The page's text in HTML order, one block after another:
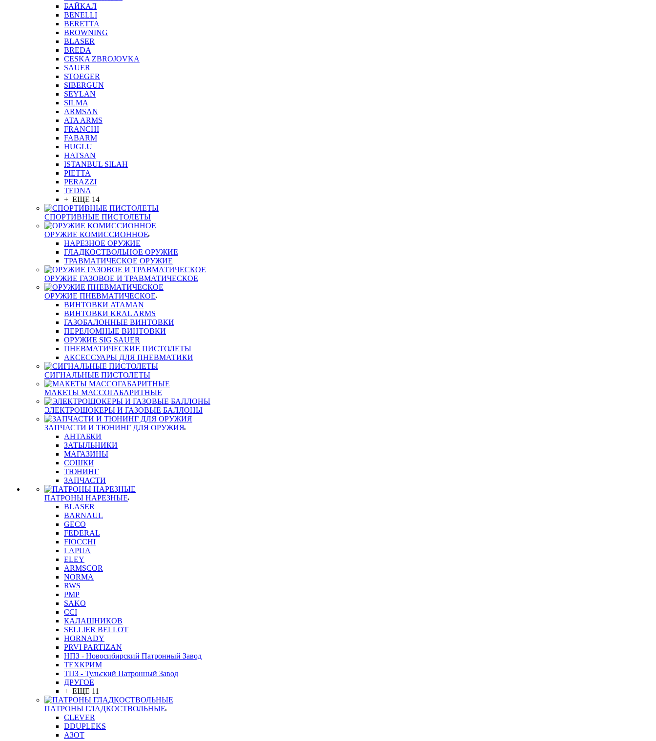
БАЙКАЛ
BENELLI
BERETTA
BROWNING
BLASER
BREDA
CESKA ZBROJOVKA
SAUER
STOEGER
SIBERGUN
SEYLAN
SILMA
ARMSAN
ATA ARMS
FRANCHI
FABARM
HUGLU
HATSAN
ISTANBUL SILAH
PIETTA
PERAZZI
TEDNA
+ ЕЩЕ 14
СПОРТИВНЫЕ ПИСТОЛЕТЫ
ОРУЖИЕ КОМИССИОННОЕ
НАРЕЗНОЕ ОРУЖИЕ
ГЛАДКОСТВОЛЬНОЕ ОРУЖИЕ
ТРАВМАТИЧЕСКОЕ ОРУЖИЕ
ОРУЖИЕ ГАЗОВОЕ И ТРАВМАТИЧЕСКОЕ
ОРУЖИЕ ПНЕВМАТИЧЕСКОЕ
ВИНТОВКИ ATAMAN
ВИНТОВКИ KRAL ARMS
ГАЗОБАЛОННЫЕ ВИНТОВКИ
ПЕРЕЛОМНЫЕ ВИНТОВКИ
ОРУЖИЕ SIG SAUER
ПНЕВМАТИЧЕСКИЕ ПИСТОЛЕТЫ
АКСЕССУАРЫ ДЛЯ ПНЕВМАТИКИ
СИГНАЛЬНЫЕ ПИСТОЛЕТЫ
МАКЕТЫ МАССОГАБАРИТНЫЕ
ЭЛЕКТРОШОКЕРЫ И ГАЗОВЫЕ БАЛЛОНЫ
ЗАПЧАСТИ И ТЮНИНГ ДЛЯ ОРУЖИЯ
АНТАБКИ
ЗАТЫЛЬНИКИ
МАГАЗИНЫ
СОШКИ
ТЮНИНГ
ЗАПЧАСТИ
ПАТРОНЫ НАРЕЗНЫЕ
BLASER
BARNAUL
GEСO
FEDERAL
FIOCCHI
LAPUA
ELEY
ARMSCOR
NORMA
RWS
PMP
SAKO
CCI
КАЛАШНИКОВ
SELLIER BELLOT
HORNADY
PRVI PARTIZAN
НПЗ - Новосибирский Патронный Завод
ТЕХКРИМ
ТПЗ - Тульский Патронный Завод
ДРУГОЕ
+ ЕЩЕ 11
ПАТРОНЫ ГЛАДКОСТВОЛЬНЫЕ
CLEVER
DDUPLEKS
АЗОТ